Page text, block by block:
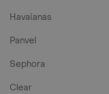
Havaianas
Panvel
Sephora
Clear